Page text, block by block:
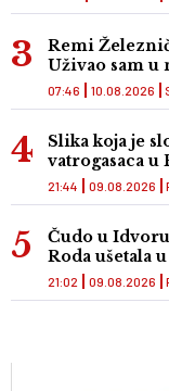
Remi
Uživao sam u
07:46 10.08.2026
Slika koja je
vatrogasaca u
21:44 09.08.2026
Čudo u
Roda ušetala
21:02 09.08.2026